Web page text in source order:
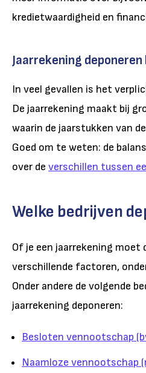
kredietwaardigheid en
Jaarrekening deponeren
In veel gevallen is het
De jaarrekening maakt bij
waarin de jaarstukken van
Goed om te weten: de
over de verschillen tussen
Welke bedrijven
Of je een jaarrekening moet
verschillende factoren,
Onder andere de volgende
jaarrekening deponeren:
Besloten vennootschap
Naamloze vennootschap